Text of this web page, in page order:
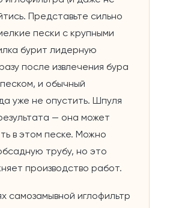
Представьте сильно
пески с крупными
бурит лидерную
после извлечения бура
и обычный
уже не опустить. Шпуля
— она может
в этом песке. Можно
трубу, но это
производство работ.
самозамывной иглофильтр